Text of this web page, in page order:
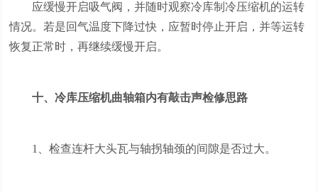
应缓慢开启吸气阀，并随时观察冷库制冷压缩机的运转
情况。若是回气温度下降过快，应暂时停止开启，并等运转
恢复正常时，再继续缓慢开启。
十、冷库压缩机曲轴箱内有敲击声检修思路
1、检查连杆大头瓦与轴拐轴颈的间隙是否过大。